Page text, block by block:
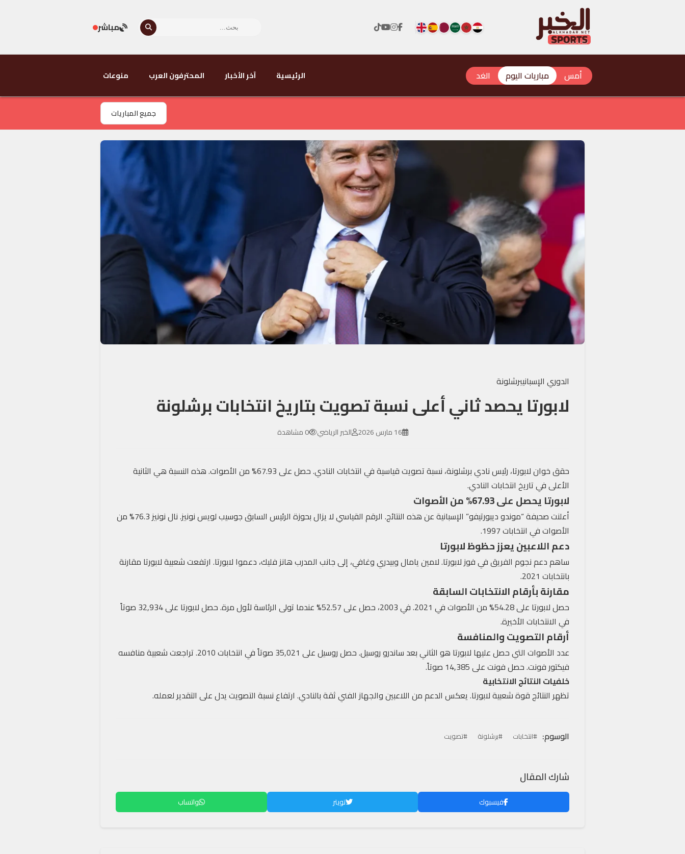
مباشر
أمس مباريات اليوم الغد الرئيسية آخر الأخبار المحترفون العرب منوعات
جميع المباريات
الدوري الإسبانيبرشلونة
لابورتا يحصد ثاني أعلى نسبة تصويت بتاريخ انتخابات برشلونة
16 مارس 2026 الخبر الرياضي 0 مشاهدة
حقق خوان لابورتا، رئيس نادي برشلونة، نسبة تصويت قياسية في انتخابات النادي. حصل على 67.93% من الأصوات. هذه النسبة هي الثانية
الأعلى في تاريخ انتخابات النادي.
لابورتا يحصل على 67.93% من الأصوات
أعلنت صحيفة “موندو ديبورتيفو” الإسبانية عن هذه النتائج. الرقم القياسي لا يزال بحوزة الرئيس السابق جوسيب لويس نونيز. نال نونيز 76.3% من
الأصوات في انتخابات 1997.
دعم اللاعبين يعزز حظوظ لابورتا
ساهم دعم نجوم الفريق في فوز لابورتا. لامين يامال وبيدري وغافي، إلى جانب المدرب هانز فليك، دعموا لابورتا. ارتفعت شعبية لابورتا مقارنة
بانتخابات 2021.
مقارنة بأرقام الانتخابات السابقة
حصل لابورتا على 54.28% من الأصوات في 2021. في 2003، حصل على 52.57% عندما تولى الرئاسة لأول مرة. حصل لابورتا على 32,934 صوتاً
في الانتخابات الأخيرة.
أرقام التصويت والمنافسة
عدد الأصوات التي حصل عليها لابورتا هو الثاني بعد ساندرو روسيل. حصل روسيل على 35,021 صوتاً في انتخابات 2010. تراجعت شعبية منافسه
فيكتور فونت. حصل فونت على 14,385 صوتاً.
خلفيات النتائج الانتخابية
تظهر النتائج قوة شعبية لابورتا. يعكس الدعم من اللاعبين والجهاز الفني ثقة بالنادي. ارتفاع نسبة التصويت يدل على التقدير لعمله.
الوسوم: #انتخابات #برشلونة #تصويت
شارك المقال
فيسبوك تويتر واتساب